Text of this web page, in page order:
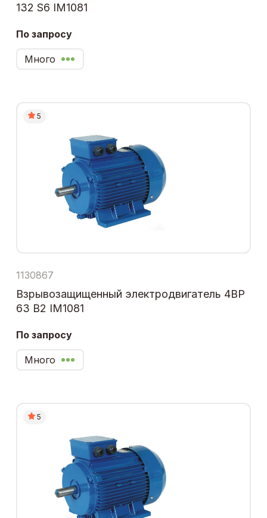
132 S6 IM1081
По запросу
Много
5
1130867
Взрывозащищенный электродвигатель 4ВР
63 В2 IM1081
По запросу
Много
5